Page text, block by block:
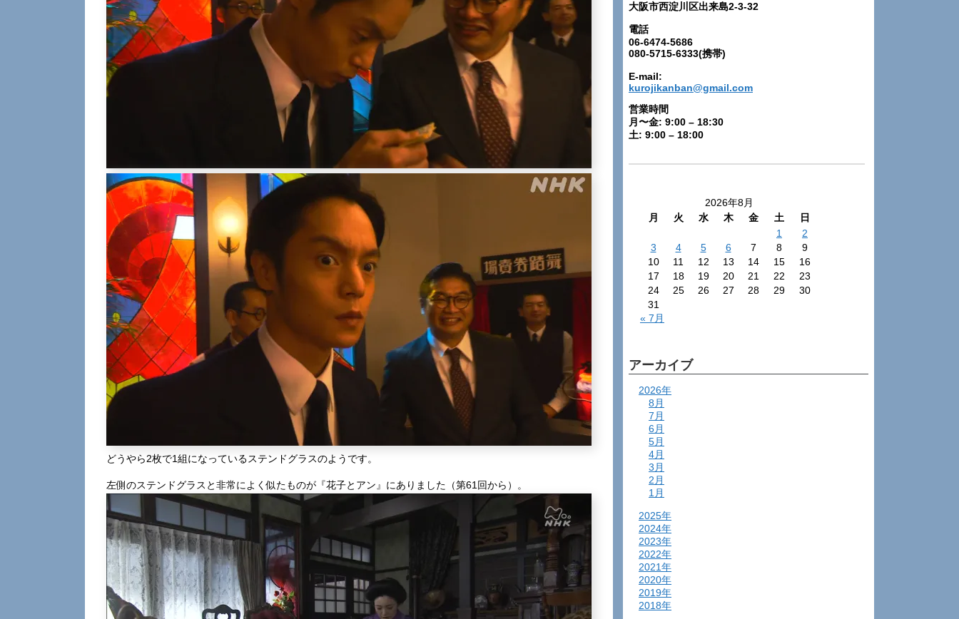
どうやら2枚で1組になっているステンドグラスのようです。
左側のステンドグラスと非常によく似たものが『花子とアン』にありました（第61回から）。
大阪市西淀川区出来島2-3-32
電話
06-6474-5686
080-5715-6333(携帯)
E-mail:
kurojikanban@gmail.com
営業時間
月〜金: 9:00 – 18:30
土: 9:00 – 18:00
2026年8月
月
火 水 木 金 土
日
1
2
3
4 5 6 7 8
9
10
11 12 13 14 15
16
17
18 19 20 21 22
23
24
25 26 27 28 29
30
31
« 7月
アーカイブ
2026年
8月
7月
6月
5月
4月
3月
2月
1月
2025年
2024年
2023年
2022年
2021年
2020年
2019年
2018年